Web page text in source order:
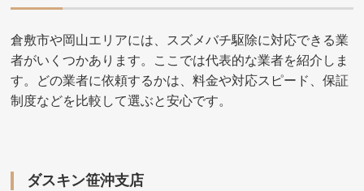
倉敷市や岡山エリアには、スズメバチ駆除に対応できる業
者がいくつかあります。ここでは代表的な業者を紹介しま
す。どの業者に依頼するかは、料金や対応スピード、保証
制度などを比較して選ぶと安心です。
ダスキン笹沖支店